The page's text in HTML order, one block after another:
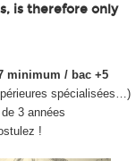
is therefore only
minimum / bac +5
spécialisées…)
3 années
!